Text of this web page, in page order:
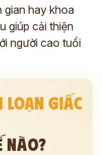
gian hay khoa
giúp cải thiện
người cao tuổi
LOẠN GIẤC
NÀO?